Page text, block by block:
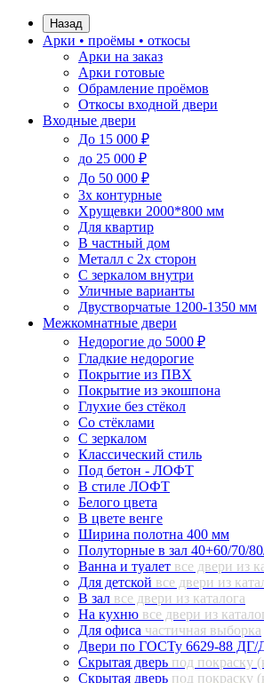
Назад
Арки • проёмы • откосы
Арки на заказ
Арки готовые
Обрамление проёмов
Откосы входной двери
Входные двери
До 15 000 ₽
до 25 000 ₽
До 50 000 ₽
3х контурные
Хрущевки 2000*800 мм
Для квартир
В частный дом
Металл с 2х сторон
С зеркалом внутри
Уличные варианты
Двустворчатые 1200-1350 мм
Межкомнатные двери
Недорогие до 5000 ₽
Гладкие недорогие
Покрытие из ПВХ
Покрытие из экошпона
Глухие без стёкол
Со стёклами
С зеркалом
Классический стиль
Под бетон - ЛОФТ
В стиле ЛОФТ
Белого цвета
В цвете венге
Ширина полотна 400 мм
Полуторные в зал 40+60/70/
Ванна и туалет все двери из
Для детской все двери из
В зал все двери из каталога
На кухню все двери из
Для офиса частичная выборка
Двери по ГОСТу 6629-88
Скрытая дверь под покраску
Скрытая дверь под покраску